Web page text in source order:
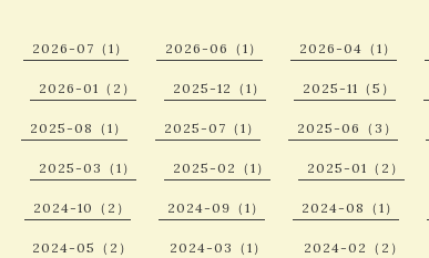
2026-07（1） 2026-06（1） 2026-04（1）
2026-01（2） 2025-12（1） 2025-11（5）
2025-08（1） 2025-07（1） 2025-06（3）
2025-03（1） 2025-02（1） 2025-01（2）
2024-10（2） 2024-09（1） 2024-08（1）
2024-05（2） 2024-03（1） 2024-02（2）